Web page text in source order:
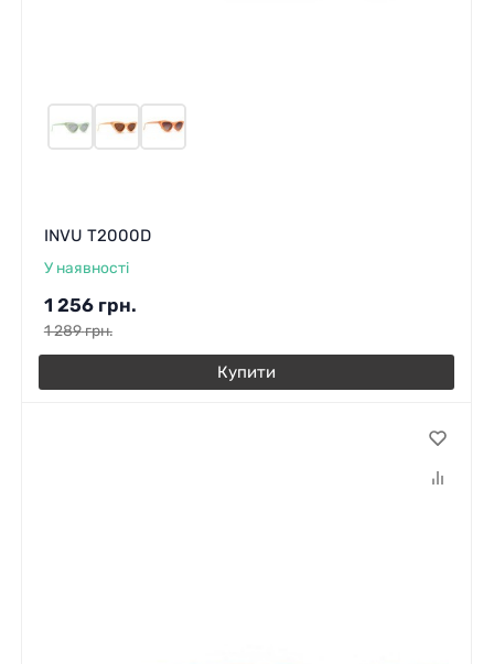
INVU T2000D
У наявності
1 256 грн.
1 289грн.
Купити